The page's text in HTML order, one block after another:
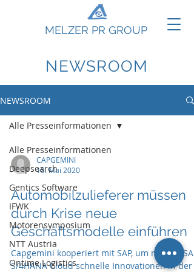
MELZER PR GROUP
NEWSROOM
NEWSROOM
Alle Presseinformationen
Deepsearch
Gentics Software
IFWK
Motorensymposium
NTT Austria
Ontime Logistics
Alle Presseinformationen
CAPGEMINI
15. Mai 2020
Automobilzulieferer müssen
durch Krise neue
Geschäftsmodelle einführen
Capgemini kooperiert mit SAP, um mit der SAP
S/4HANA Cloud schnelle Innovationen in der